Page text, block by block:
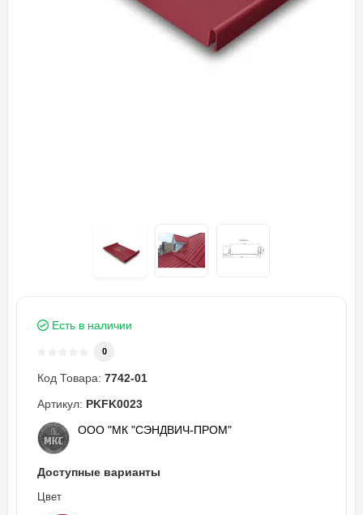
Есть в наличии
0
Код Товара: 7742-01
Артикул: PKFK0023
ООО "МК "СЭНДВИЧ-ПРОМ"
Доступные варианты
Цвет